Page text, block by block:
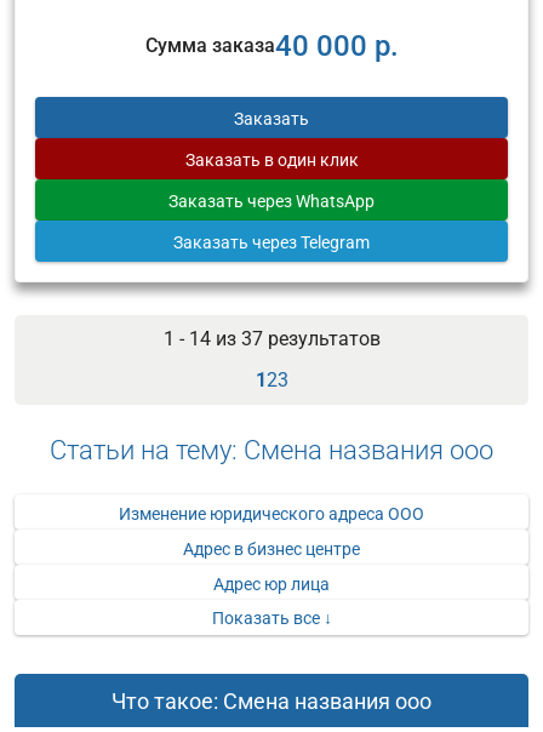
Сумма заказа40 000 р.
Заказать
Заказать в один клик
Заказать через WhatsApp
Заказать через Telegram
1 - 14 из 37результатов
123
Статьи на тему: Смена названия ооо
Изменение юридического адреса ООО
Адрес в бизнес центре
Адрес юр лица
Показать все ↓
Что такое: Смена названия ооо